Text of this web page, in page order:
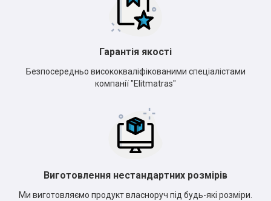
Гарантія якості
Безпосередньо висококваліфікованими спеціалістами
компанії "Elitmatras"
Виготовлення нестандартних розмірів
Ми виготовляємо продукт власноруч під будь-які розміри.